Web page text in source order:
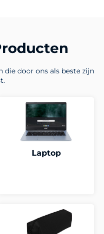
die door ons als beste zijn
Laptop